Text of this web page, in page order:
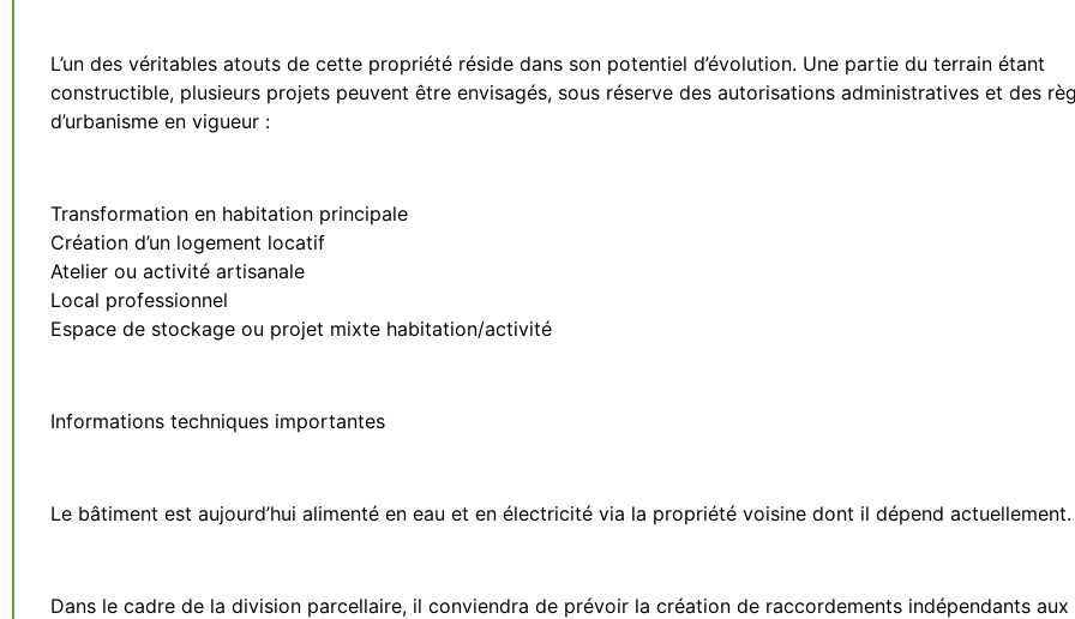
L’un des véritables atouts de cette propriété réside dans son potentiel d’évolution. Une partie du terrain étant
constructible, plusieurs projets peuvent être envisagés, sous réserve des autorisations administratives et des
d’urbanisme en vigueur :
Transformation en habitation principale
Création d’un logement locatif
Atelier ou activité artisanale
Local professionnel
Espace de stockage ou projet mixte habitation/activité
Informations techniques importantes
Le bâtiment est aujourd’hui alimenté en eau et en électricité via la propriété voisine dont il dépend actuellement.
Dans le cadre de la division parcellaire, il conviendra de prévoir la création de raccordements indépendants aux